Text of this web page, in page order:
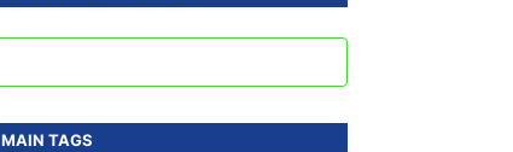
MAIN TAGS